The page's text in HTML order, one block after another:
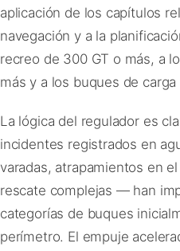
aplicación de los capítulos
navegación y a la
recreo de 300 GT o más, a
más y a los buques de
La lógica del regulador es
incidentes registrados en
varadas, atrapamientos en
rescate complejas — han
categorías de buques
perímetro. El empuje